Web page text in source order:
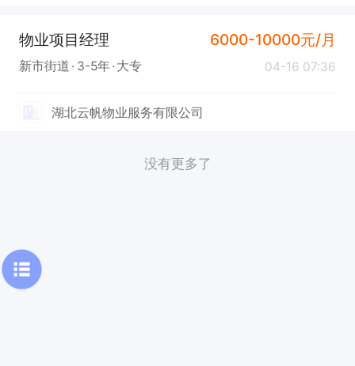
物业项目经理 6000-10000元/月
新市街道 3-5年 大专 04-16 07:36
湖北云帆物业服务有限公司
没有更多了